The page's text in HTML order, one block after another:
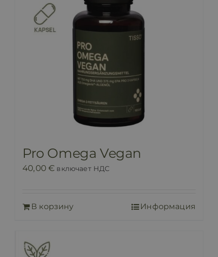
Pro Omega Vegan
40,00€ включает НДС
В корзину Информация